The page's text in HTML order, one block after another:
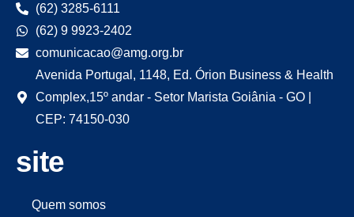
(62) 3285-6111
(62) 9 9923-2402
comunicacao@amg.org.br
Avenida Portugal, 1148, Ed. Órion Business & Health
Complex,15º andar - Setor Marista Goiânia - GO |
CEP: 74150-030
site
Quem somos